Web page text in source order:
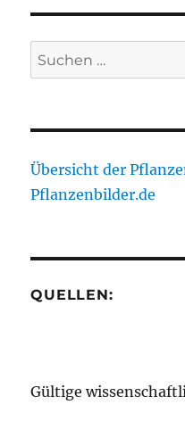
Suche
nach:
Übersicht der
Pflanzenbilder.de
QUELLEN:
Gültige